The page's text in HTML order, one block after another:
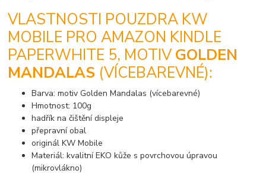
VLASTNOSTI POUZDRA KW
MOBILE PRO AMAZON KINDLE
PAPERWHITE 5, MOTIVGOLDEN
MANDALAS (VÍCEBAREVNÉ):
Barva: motiv Golden Mandalas (vícebarevné)
Hmotnost: 100g
hadřík na čištění displeje
přepravní obal
originál KW Mobile
Materiál: kvalitní EKO kůže s povrchovou úpravou
(mikrovlákno)